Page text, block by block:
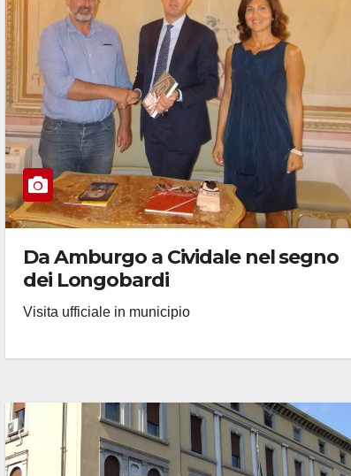
Da Amburgo a Cividale nel segno
dei Longobardi
Visita ufficiale in municipio